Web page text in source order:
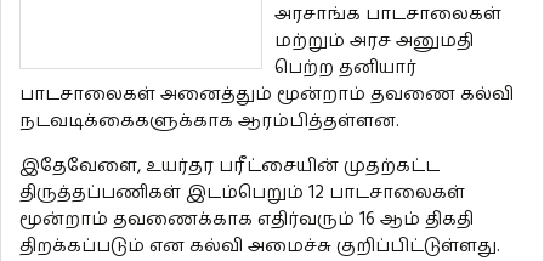
அரசாங்க பாடசாலைகள்
மற்றும் அரச அனுமதி
பெற்ற தனியார்
பாடசாலைகள் அனைத்தும் மூன்றாம் தவணை கல்வி
நடவடிக்கைகளுக்காக ஆரம்பித்தள்ளன.
இதேவேளை, உயர்தர பரீட்சையின் முதற்கட்ட
திருத்தப்பணிகள் இடம்பெறும் 12 பாடசாலைகள்
மூன்றாம் தவணைக்காக எதிர்வரும் 16 ஆம் திகதி
திறக்கப்படும் என கல்வி அமைச்சு குறிப்பிட்டுள்ளது.